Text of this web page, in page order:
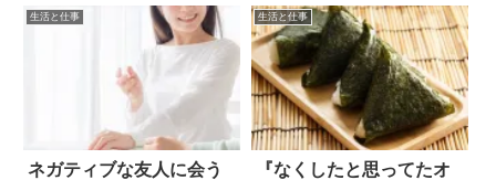
生活と仕事
ネガティブな友人に会う
生活と仕事
『なくしたと思ってたオ